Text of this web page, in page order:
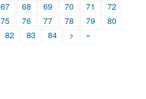
67 68 69 70 71
72
75 76 77 78 79
80
82 83 84 > »